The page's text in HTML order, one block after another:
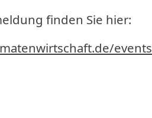
finden Sie hier: